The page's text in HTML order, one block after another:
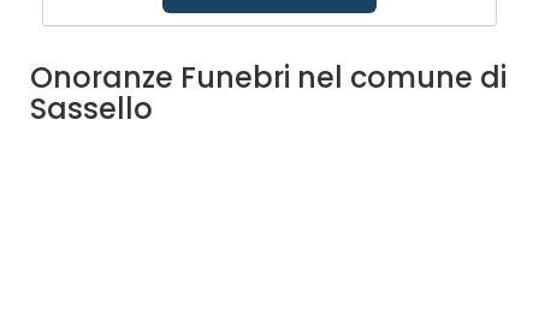
Onoranze Funebri nel comune di
Sassello